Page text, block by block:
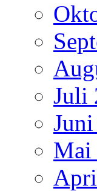
Juli
Mai